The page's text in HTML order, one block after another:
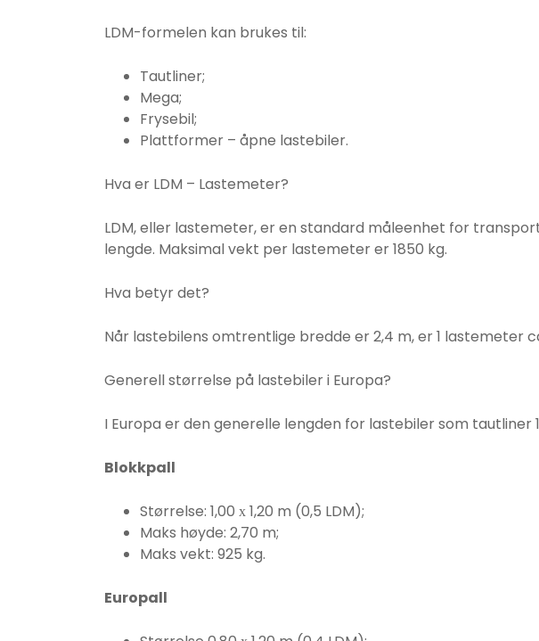
LDM-formelen kan brukes til:
Tautliner;
Mega;
Frysebil;
Plattformer – åpne lastebiler.
Hva er LDM – Lastemeter?
LDM, eller lastemeter, er en standard måleenhet for
lengde. Maksimal vekt per lastemeter er 1850 kg.
Hva betyr det?
Når lastebilens omtrentlige bredde er 2,4 m, er 1 lastemeter
Generell størrelse på lastebiler i Europa?
I Europa er den generelle lengden for lastebiler som tautliner
Blokkpall
Størrelse: 1,00 х 1,20 m (0,5 LDM);
Maks høyde: 2,70 m;
Maks vekt: 925 kg.
Europall